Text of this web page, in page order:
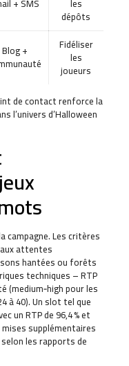
+ SMS les
dépôts
Blog + Fidéliser
les
joueurs
de contact renforce la
l’univers d’Halloween
campagne. Les critères
attentes
hantées ou forêts
techniques – RTP
(medium‑high pour les
à 40). Un slot tel que
un RTP de 96,4 % et
mises supplémentaires
selon les rapports de